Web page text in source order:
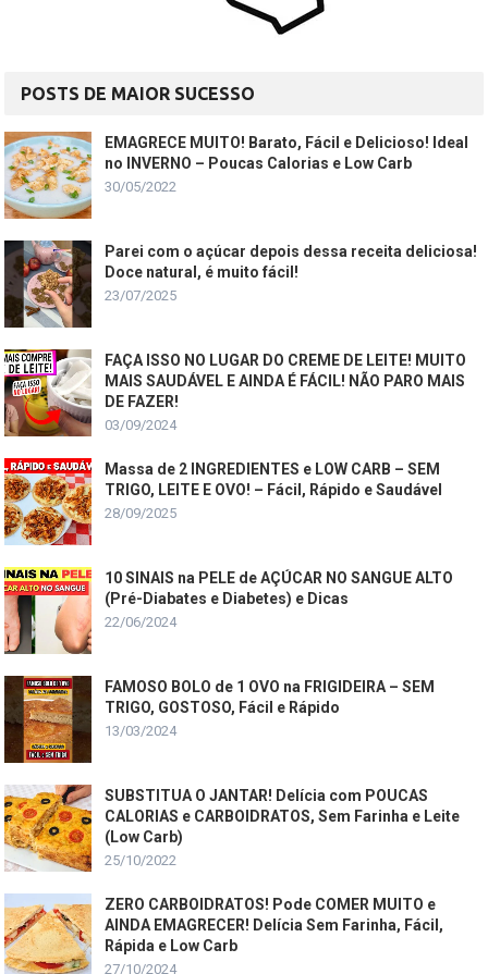
POSTS DE MAIOR SUCESSO
EMAGRECE MUITO! Barato, Fácil e Delicioso! Ideal
no INVERNO – Poucas Calorias e Low Carb
30/05/2022
Parei com o açúcar depois dessa receita deliciosa!
Doce natural, é muito fácil!
23/07/2025
FAÇA ISSO NO LUGAR DO CREME DE LEITE! MUITO
MAIS SAUDÁVEL E AINDA É FÁCIL! NÃO PARO MAIS
DE FAZER!
03/09/2024
Massa de 2 INGREDIENTES e LOW CARB – SEM
TRIGO, LEITE E OVO! – Fácil, Rápido e Saudável
28/09/2025
10 SINAIS na PELE de AÇÚCAR NO SANGUE ALTO
(Pré-Diabates e Diabetes) e Dicas
22/06/2024
FAMOSO BOLO de 1 OVO na FRIGIDEIRA – SEM
TRIGO, GOSTOSO, Fácil e Rápido
13/03/2024
SUBSTITUA O JANTAR! Delícia com POUCAS
CALORIAS e CARBOIDRATOS, Sem Farinha e Leite
(Low Carb)
25/10/2022
ZERO CARBOIDRATOS! Pode COMER MUITO e
AINDA EMAGRECER! Delícia Sem Farinha, Fácil,
Rápida e Low Carb
27/10/2024